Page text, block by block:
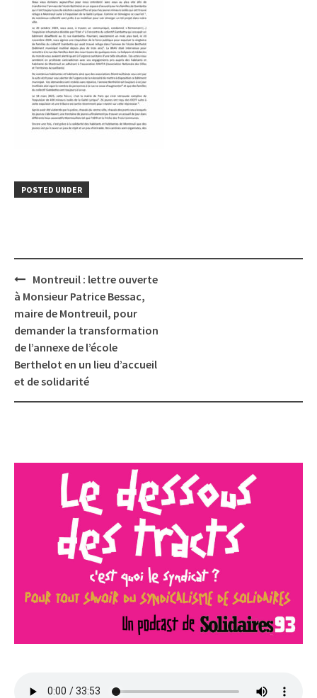
POSTED UNDER
Post
navigation
Montreuil : lettre ouverte
à Monsieur Patrice Bessac,
maire de Montreuil, pour
demander la transformation
de l’annexe de l’école
Berthelot en un lieu d’accueil
et de solidarité